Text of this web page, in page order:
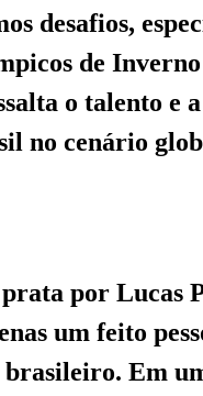
desafios,
de
o talento e
no cenário
por Lucas
um feito
Em